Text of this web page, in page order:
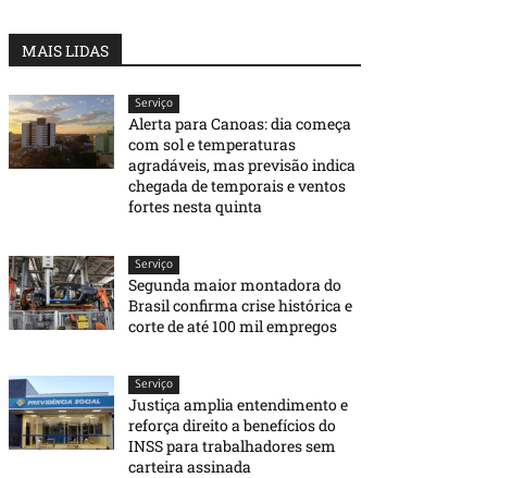
MAIS LIDAS
Serviço
Alerta para Canoas: dia começa
com sol e temperaturas
agradáveis, mas previsão indica
chegada de temporais e ventos
fortes nesta quinta
Serviço
Segunda maior montadora do
Brasil confirma crise histórica e
corte de até 100 mil empregos
Serviço
Justiça amplia entendimento e
reforça direito a benefícios do
INSS para trabalhadores sem
carteira assinada